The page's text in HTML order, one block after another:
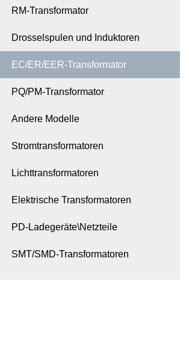
RM-Transformator
Drosselspulen und Induktoren
EC/ER/EER-Transformator
PQ/PM-Transformator
Andere Modelle
Stromtransformatoren
Lichttransformatoren
Elektrische Transformatoren
PD-Ladegeräte\Netzteile
SMT/SMD-Transformatoren